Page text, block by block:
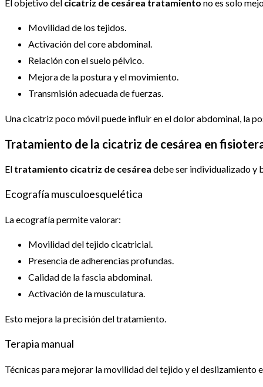
El objetivo del cicatriz de cesárea tratamiento no es solo
Movilidad de los tejidos.
Activación del core abdominal.
Relación con el suelo pélvico.
Mejora de la postura y el movimiento.
Transmisión adecuada de fuerzas.
Una cicatriz poco móvil puede influir en el dolor abdominal, la
Tratamiento de la cicatriz de cesárea en
El tratamiento cicatriz de cesárea debe ser individualizado y
Ecografía musculoesquelética
La ecografía permite valorar:
Movilidad del tejido cicatricial.
Presencia de adherencias profundas.
Calidad de la fascia abdominal.
Activación de la musculatura.
Esto mejora la precisión del tratamiento.
Terapia manual
Técnicas para mejorar la movilidad del tejido y el deslizamiento